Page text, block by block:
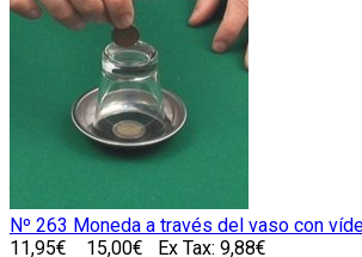
Nº 263 Moneda a través del vaso con
11,95€
15,00€ Ex Tax: 9,88€